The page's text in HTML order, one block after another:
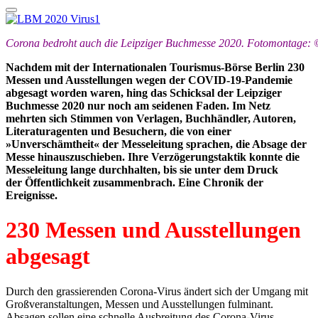
Corona bedroht auch die Leipziger Buchmesse 2020.
Nachdem mit der Internationalen Tourismus-Börse Berlin 230
Messen und Ausstellungen wegen der COVID-19-Pandemie
abgesagt worden waren, hing das Schicksal der Leipziger
Buchmesse 2020 nur noch am seidenen Faden. Im Netz
mehrten sich Stimmen von Verlagen, Buchhändler, Autoren,
Literaturagenten und Besuchern, die von einer
»Unverschämtheit« der Messeleitung sprachen, die Absage der
Messe hinauszuschieben. Ihre Verzögerungstaktik konnte die
Messeleitung lange durchhalten, bis sie unter dem Druck
der Öffentlichkeit zusammenbrach. Eine Chronik der
Ereignisse.
230 Messen und Ausstellungen
abgesagt
Durch den grassierenden Corona-Virus ändert sich der Umgang mit
Großveranstaltungen, Messen und Ausstellungen fulminant.